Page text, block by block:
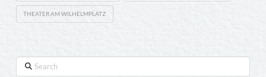
THEATER AM WILHELMPLATZ
Search